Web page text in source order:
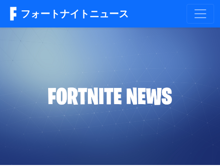
フォートナイトニュース